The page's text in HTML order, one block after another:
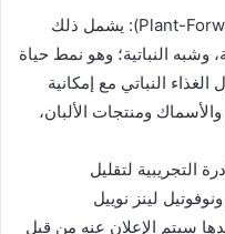
(1) تعريف “نظام الطعام النباتي” (Plant-Forward): يشمل ذلك
وشبه النباتية؛ وهو نمط حياة
الغذاء النباتي مع إمكانية
ومنتجات الألبان،
التجريبية لتقليل
لينز نوييل
سيتم الإعلان عنه من قبل